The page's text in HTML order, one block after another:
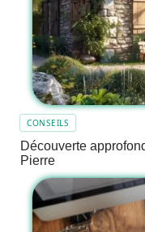
CONSEILS
Découverte
Pierre